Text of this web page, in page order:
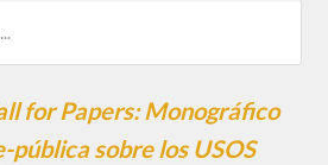
for Papers: Monográfico
pública sobre los USOS